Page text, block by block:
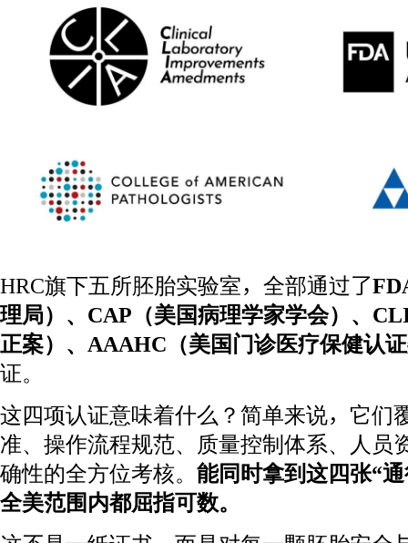
HRC旗下五所胚胎实验室，全部通过了
理局）、CAP（美国病理学家学会）、
正案）、AAAHC（美国门诊医疗保健认
证。
这四项认证意味着什么？简单来说，它们
准、操作流程规范、质量控制体系、人员
确性的全方位考核。 能同时拿到这四张“
全美范围内都屈指可数。